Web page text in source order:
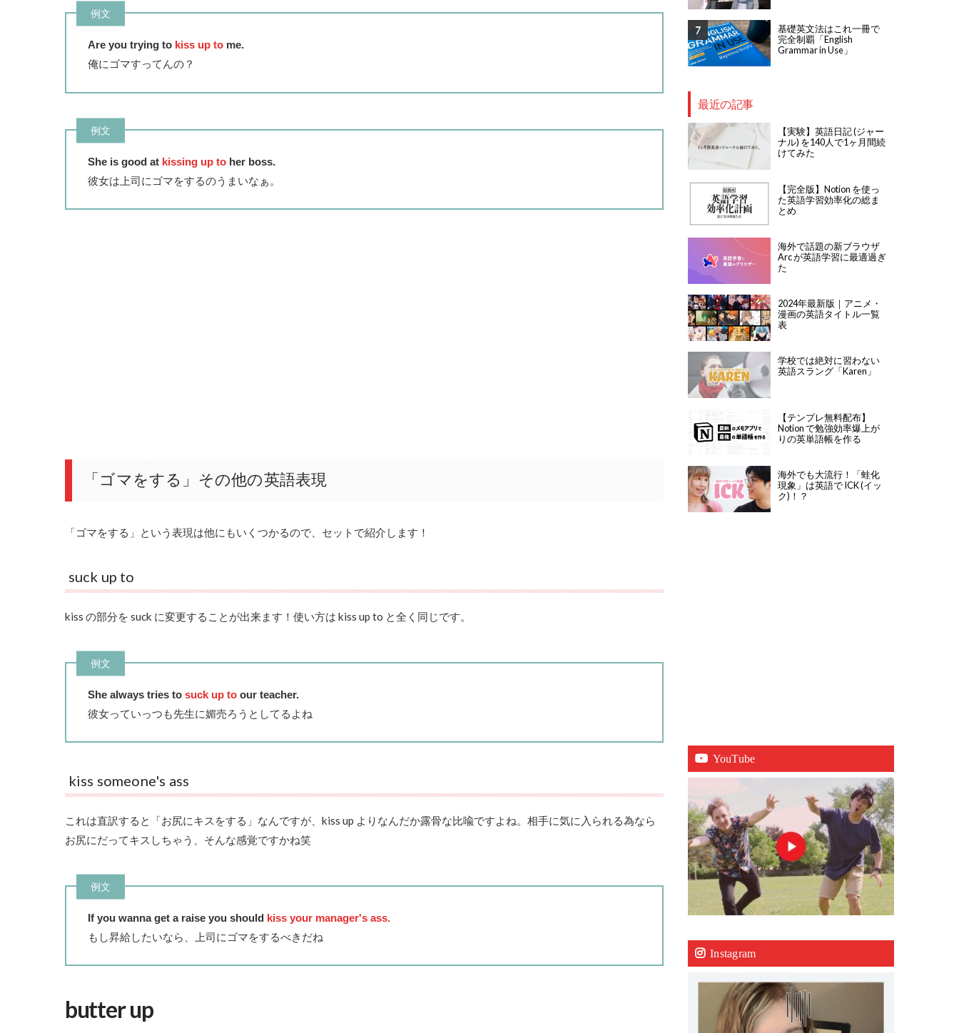
例文
Are you trying to kiss up tome.
俺にゴマすってんの？
例文
She is good at kissing up toher boss.
彼女は上司にゴマをするのうまいなぁ。
「ゴマをする」その他の英語表現
「ゴマをする」という表現は他にもいくつかるので、セットで紹介します！
suck up to
kiss の部分を suck に変更することが出来ます！使い方は kiss up to と全く同じです。
例文
She always tries to suck up toour teacher.
彼女っていっつも先生に媚売ろうとしてるよね
kiss someone's ass
これは直訳すると「お尻にキスをする」なんですが、kiss up よりなんだか露骨な比喩ですよね。相手に気に入られる為なら
お尻にだってキスしちゃう、そんな感覚ですかね笑
例文
If you wanna get a raise you should kiss your manager's ass.
もし昇給したいなら、上司にゴマをするべきだね
butter up
基礎英文法はこれ一冊で
完全制覇「English
Grammar in Use」
最近の記事
【実験】英語日記 (ジャー
ナル) を140人で1ヶ月間続
けてみた
【完全版】Notion を使っ
た英語学習効率化の総ま
とめ
海外で話題の新ブラウザ
Arc が英語学習に最適過ぎ
た
2024年最新版｜アニメ・
漫画の英語タイトル一覧
表
学校では絶対に習わない
英語スラング「Karen」
【テンプレ無料配布】
Notion で勉強効率爆上が
りの英単語帳を作る
海外でも大流行！「蛙化
現象」は英語で ICK (イッ
ク)！？
YouTube
Instagram